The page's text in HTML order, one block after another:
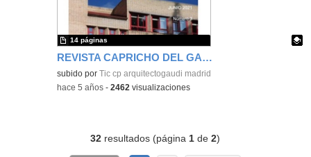
REVISTA CAPRICHO DEL GAUDÍ Nº 3
Contenido educativo.
subido por Tic cp arquitectogaudi madrid
14 páginas
-hace 5 años -2462 visualizaciones
32 resultados (página 1 de2)